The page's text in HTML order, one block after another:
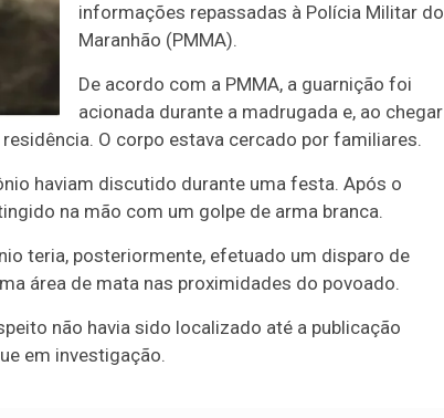
informações repassadas à Polícia Militar do
Maranhão (PMMA).
De acordo com a PMMA, a guarnição foi
acionada durante a madrugada e, ao chegar
O corpo estava cercado por familiares.
haviam discutido durante uma festa. Após o
na mão com um golpe de arma branca.
teria, posteriormente, efetuado um disparo de
área de mata nas proximidades do povoado.
não havia sido localizado até a publicação
em investigação.